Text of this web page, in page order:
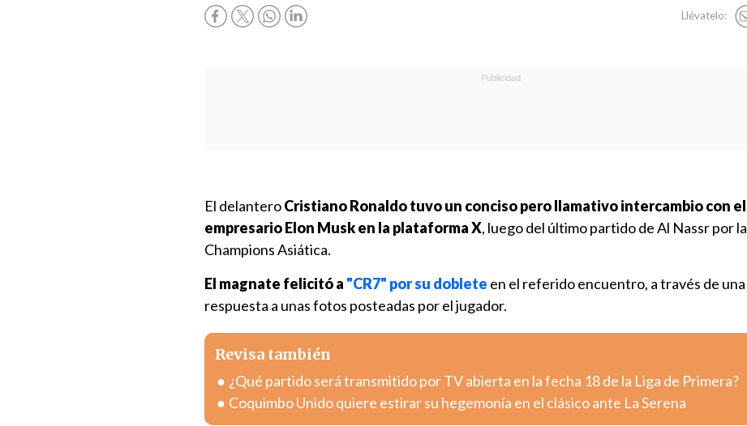
Llévatelo:
El delanteroCristiano Ronaldo tuvo un conciso pero llamativo intercambio con el
empresario Elon Musk en la plataforma X, luego del último partido de Al Nassr por la
Champions Asiática.
El magnate felicitó a "CR7" por su doblete en el referido encuentro, a través de una
respuesta a unas fotos posteadas por el jugador.
Revisa también
¿Qué partido será transmitido por TV abierta en la fecha 18 de la Liga de Primera?
Coquimbo Unido quiere estirar su hegemonía en el clásico ante La Serena